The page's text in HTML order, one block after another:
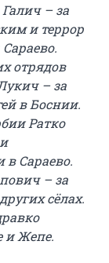
– за
и террор
отрядов
– за
в Боснии.
Ратко
в Сараево.
– за
сёлах.
и Жепе.